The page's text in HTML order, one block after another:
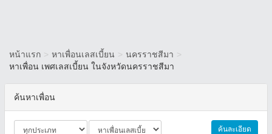
หน้าแรก > หาเพื่อนเลสเบี้ยน > นครราชสีมา >
หาเพื่อน เพศเลสเบี้ยน ในจังหวัดนครราชสีมา
ค้นหาเพื่อน
ค้นละเอียด